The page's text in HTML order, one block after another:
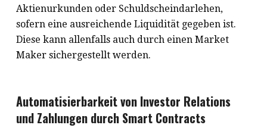
Aktienurkunden oder Schuldscheindarlehen,
sofern eine ausreichende Liquidität gegeben ist.
Diese kann allenfalls auch durch einen Market
Maker sichergestellt werden.
Automatisierbarkeit von Investor Relations
und Zahlungen durch Smart Contracts